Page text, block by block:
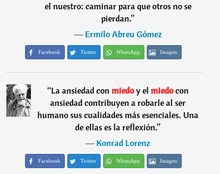
el nuestro: caminar para que otros no se
pierdan.”
―Ermilo Abreu Gómez
Facebook Twitter WhatsApp Imagen
“La ansiedad con miedoy el miedocon
ansiedad contribuyen a robarle al ser
humano sus cualidades más esenciales. Una
de ellas es la reflexión.”
―Konrad Lorenz
Facebook Twitter WhatsApp Imagen